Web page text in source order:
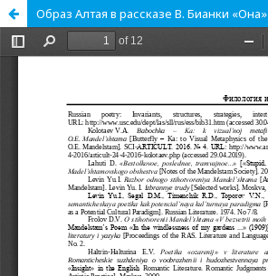
Образ Алтая в рассказе В. Бианки «Она»